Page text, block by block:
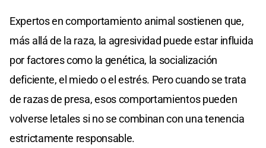
Expertos en comportamiento animal sostienen que,
más allá de la raza, la agresividad puede estar influida
por factores como la genética, la socialización
deficiente, el miedo o el estrés. Pero cuando se trata
de razas de presa, esos comportamientos pueden
volverse letales si no se combinan con una tenencia
estrictamente responsable.